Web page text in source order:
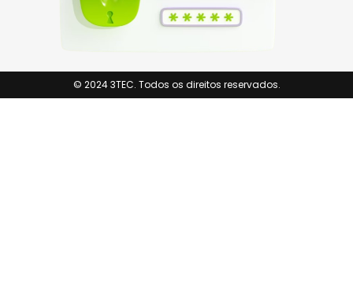
© 2024 3TEC. Todos os direitos reservados.